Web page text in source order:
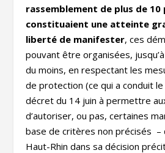
rassemblement de plus de 10
constituaient une atteinte
liberté de manifester, ces
pouvant être organisées,
du moins, en respectant les
de protection (ce qui a conduit
décret du 14 juin à permettre
d’autoriser, ou pas, certaines
base de critères non précisés
Haut-Rhin dans sa décision